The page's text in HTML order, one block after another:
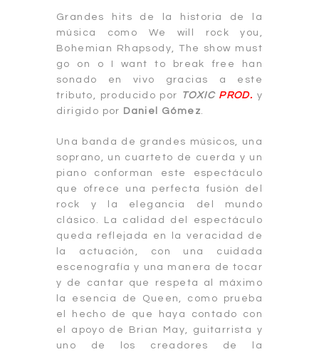
Grandes hits de la historia de la
música como We will rock you,
Bohemian Rhapsody, The show must
go on o I want to break free han
sonado en vivo gracias a este
tributo, producido por
TOXIC PROD. y
dirigido por Daniel Gómez.
Una banda de grandes músicos, una
soprano, un cuarteto de cuerda y un
piano conforman este espectáculo
que ofrece una perfecta fusión del
rock y la elegancia del mundo
clásico. La calidad del espectáculo
queda reflejada en la veracidad de
la actuación, con una cuidada
escenografía y una manera de tocar
y de cantar que respeta al máximo
la esencia de Queen, como prueba
el hecho de que haya contado con
el apoyo de Brian May, guitarrista y
uno de los creadores de la